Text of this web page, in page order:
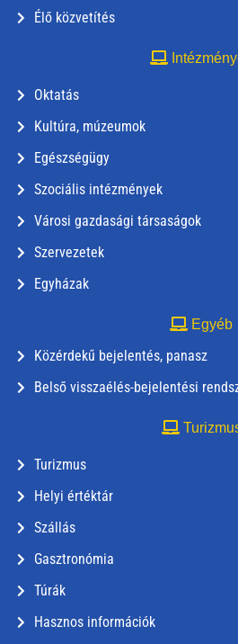
Élő közvetítés
Oktatás
Kultúra, múzeumok
Egészségügy
Szociális intézmények
Városi gazdasági társaságok
Szervezetek
Egyházak
Egyéb
Közérdekű bejelentés, panasz
Belső visszaélés-bejelentési
Turizmus
Helyi értéktár
Szállás
Gasztronómia
Túrák
Hasznos információk